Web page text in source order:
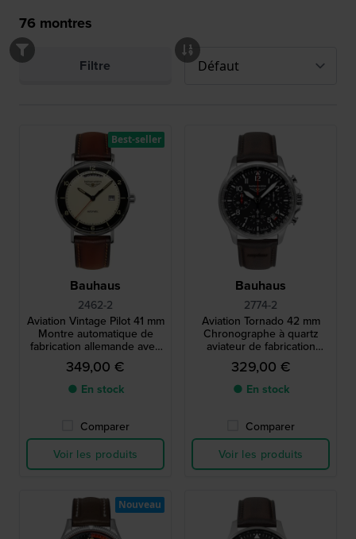
76 montres
Filtre
Bauhaus
2462-2
Aviation Vintage Pilot 41 mm
Montre automatique de
fabrication allemande avec
date et grand jour
349,00 €
● En stock
Comparer
Voir les produits
Best-seller
Bauhaus
2774-2
Aviation Tornado 42 mm
Chronographe à quartz
aviateur de fabrication
allemande avec date
329,00 €
● En stock
Comparer
Voir les produits
Nouveau